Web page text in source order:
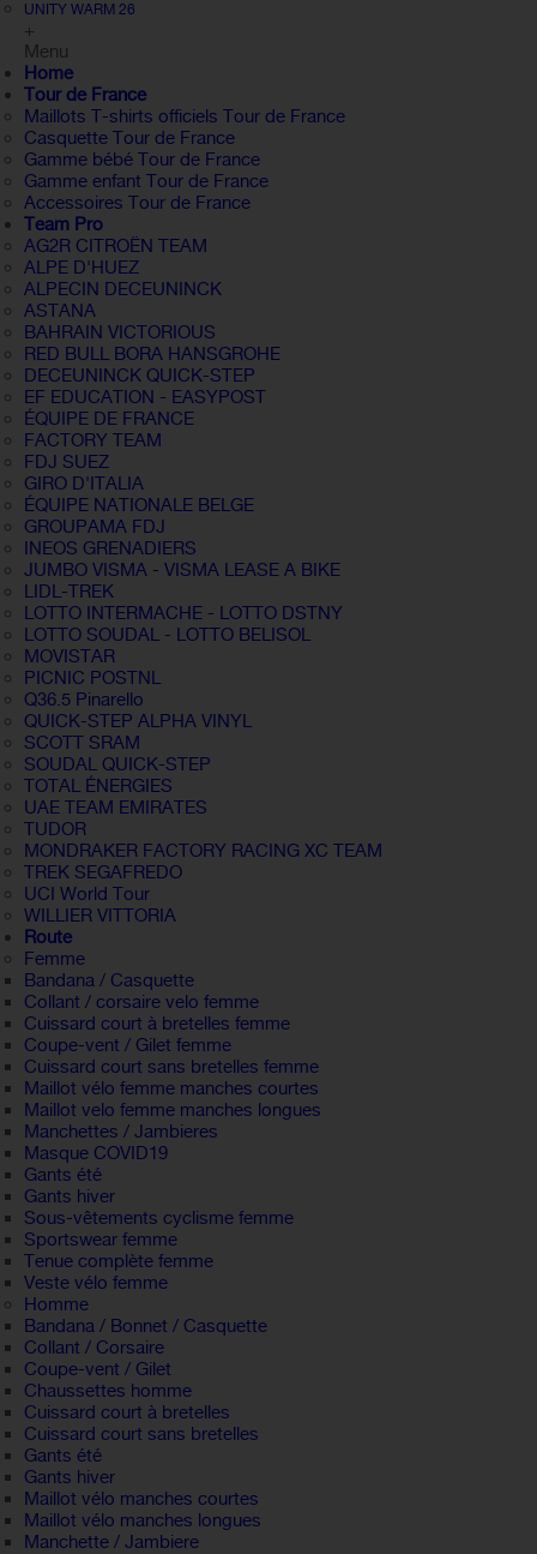
UNITY WARM 26
+
Menu
Home
Tour de France
Maillots T-shirts officiels Tour de France
Casquette Tour de France
Gamme bébé Tour de France
Gamme enfant Tour de France
Accessoires Tour de France
Team Pro
AG2R CITROËN TEAM
ALPE D'HUEZ
ALPECIN DECEUNINCK
ASTANA
BAHRAIN VICTORIOUS
RED BULL BORA HANSGROHE
DECEUNINCK QUICK-STEP
EF EDUCATION - EASYPOST
ÉQUIPE DE FRANCE
FACTORY TEAM
FDJ SUEZ
GIRO D'ITALIA
ÉQUIPE NATIONALE BELGE
GROUPAMA FDJ
INEOS GRENADIERS
JUMBO VISMA - VISMA LEASE A BIKE
LIDL-TREK
LOTTO INTERMACHE - LOTTO DSTNY
LOTTO SOUDAL - LOTTO BELISOL
MOVISTAR
PICNIC POSTNL
Q36.5 Pinarello
QUICK-STEP ALPHA VINYL
SCOTT SRAM
SOUDAL QUICK-STEP
TOTAL ÉNERGIES
UAE TEAM EMIRATES
TUDOR
MONDRAKER FACTORY RACING XC TEAM
TREK SEGAFREDO
UCI World Tour
WILLIER VITTORIA
Route
Femme
Bandana / Casquette
Collant / corsaire velo femme
Cuissard court à bretelles femme
Coupe-vent / Gilet femme
Cuissard court sans bretelles femme
Maillot vélo femme manches courtes
Maillot velo femme manches longues
Manchettes / Jambieres
Masque COVID19
Gants été
Gants hiver
Sous-vêtements cyclisme femme
Sportswear femme
Tenue complète femme
Veste vélo femme
Homme
Bandana / Bonnet / Casquette
Collant / Corsaire
Coupe-vent / Gilet
Chaussettes homme
Cuissard court à bretelles
Cuissard court sans bretelles
Gants été
Gants hiver
Maillot vélo manches courtes
Maillot vélo manches longues
Manchette / Jambiere